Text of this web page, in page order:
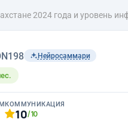
2024 года и уровень
Нейросаммари
КОММУНИКАЦИЯ
10/10